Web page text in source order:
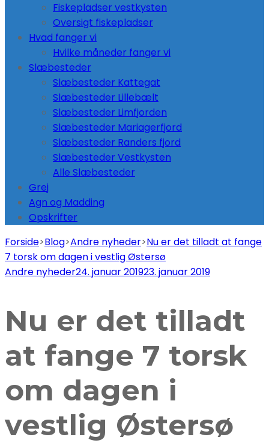
Fiskepladser vestkysten
Oversigt fiskepladser
Hvad fanger vi
Hvilke måneder fanger vi
Slæbesteder
Slæbesteder Kattegat
Slæbesteder Lillebælt
Slæbesteder Limfjorden
Slæbesteder Mariagerfjord
Slæbesteder Randers fjord
Slæbesteder Vestkysten
Alle Slæbesteder
Grej
Agn og Madding
Opskrifter
Forside>Blog>Andre nyheder>Nu er det tilladt at fange
7 torsk om dagen i vestlig Østersø
Andre nyheder24. januar 201923. januar 2019
Nu er det tilladt
at fange 7 torsk
om dagen i
vestlig Østersø